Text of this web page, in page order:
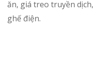
ăn, giá treo truyền
ghế điện.